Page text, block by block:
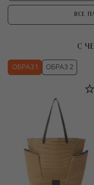
ВСЕ
С
ОБРАЗ 1 ОБРАЗ 2